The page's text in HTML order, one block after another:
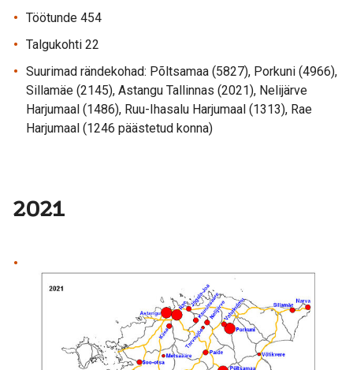
Töötunde 454
Talgukohti 22
Suurimad rändekohad: Põltsamaa (5827), Porkuni (4966),
Sillamäe (2145), Astangu Tallinnas (2021), Nelijärve
Harjumaal (1486), Ruu-Ihasalu Harjumaal (1313), Rae
Harjumaal (1246 päästetud konna)
2021